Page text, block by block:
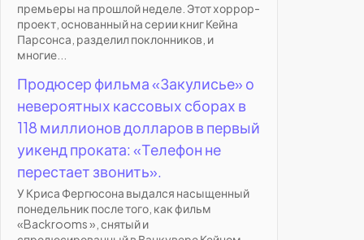
премьеры на прошлой неделе. Этот хоррор-
проект, основанный на серии книг Кейна
Парсонса, разделил поклонников, и
многие...
Продюсер фильма «Закулисье» о
невероятных кассовых сборах в
118 миллионов долларов в первый
уикенд проката: «Телефон не
перестает звонить».
У Криса Фергюсона выдался насыщенный
понедельник после того, как фильм
«Backrooms », снятый и